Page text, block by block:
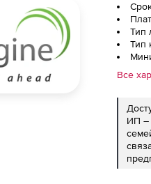
Тип
Тип
Все
ИП –